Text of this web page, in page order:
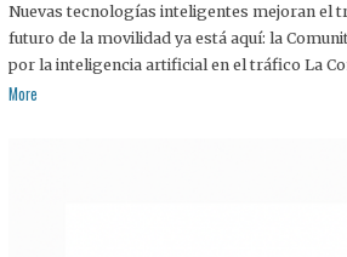
Nuevas tecnologías inteligentes mejoran el
futuro de la movilidad ya está aquí: la
por la inteligencia artificial en el tráfico La
More